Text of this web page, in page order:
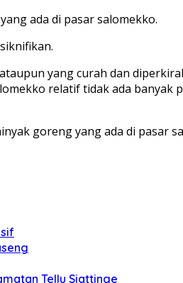
ada di pasar salomekko.
yang curah dan
relatif tidak ada banyak
goreng yang ada di pasar
Tellu Siattinge